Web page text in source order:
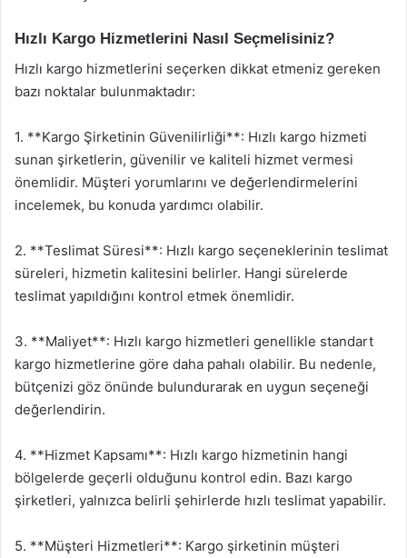
Hızlı Kargo Hizmetlerini Nasıl Seçmelisiniz?
Hızlı kargo hizmetlerini seçerken dikkat etmeniz gereken
bazı noktalar bulunmaktadır:
1. **Kargo Şirketinin Güvenilirliği**: Hızlı kargo hizmeti
sunan şirketlerin, güvenilir ve kaliteli hizmet vermesi
önemlidir. Müşteri yorumlarını ve değerlendirmelerini
incelemek, bu konuda yardımcı olabilir.
2. **Teslimat Süresi**: Hızlı kargo seçeneklerinin teslimat
süreleri, hizmetin kalitesini belirler. Hangi sürelerde
teslimat yapıldığını kontrol etmek önemlidir.
3. **Maliyet**: Hızlı kargo hizmetleri genellikle standart
kargo hizmetlerine göre daha pahalı olabilir. Bu nedenle,
bütçenizi göz önünde bulundurarak en uygun seçeneği
değerlendirin.
4. **Hizmet Kapsamı**: Hızlı kargo hizmetinin hangi
bölgelerde geçerli olduğunu kontrol edin. Bazı kargo
şirketleri, yalnızca belirli şehirlerde hızlı teslimat yapabilir.
5. **Müşteri Hizmetleri**: Kargo şirketinin müşteri